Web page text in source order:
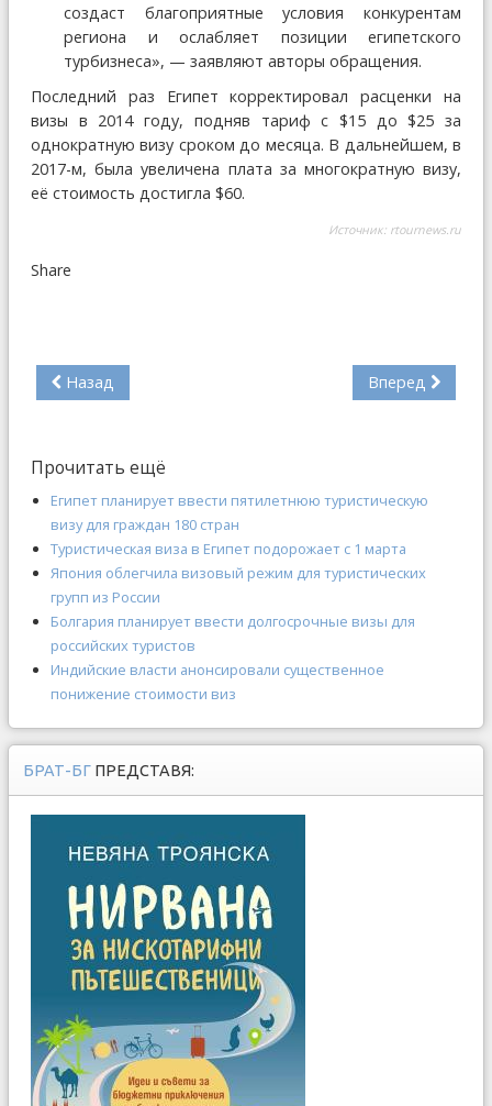
создаст благоприятные условия конкурентам
региона и ослабляет позиции египетского
турбизнеса», — заявляют авторы обращения.
Последний раз Египет корректировал расценки на
визы в 2014 году, подняв тариф с $15 до $25 за
однократную визу сроком до месяца. В дальнейшем, в
2017-м, была увеличена плата за многократную визу,
её стоимость достигла $60.
Источник: rtournews.ru
Share
Назад Вперед
Прочитать ещё
Египет планирует ввести пятилетнюю туристическую
визу для граждан 180 стран
Туристическая виза в Египет подорожает с 1 марта
Япония облегчила визовый режим для туристических
групп из России
Болгария планирует ввести долгосрочные визы для
российских туристов
Индийские власти анонсировали существенное
понижение стоимости виз
БРАТ-БГ ПРЕДСТАВЯ: